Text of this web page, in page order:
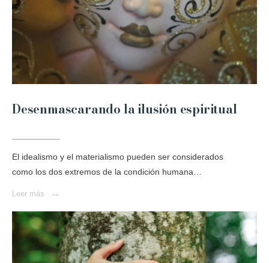
Desenmascarando la ilusión espiritual
El idealismo y el materialismo pueden ser considerados
como los dos extremos de la condición humana…
Leer más →